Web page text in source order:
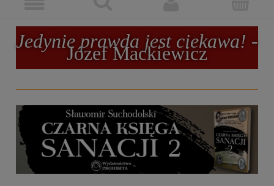
Jedynie prawda jest ciekawa! -
Józef Mackiewicz